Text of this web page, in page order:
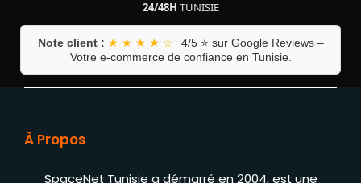
24/48H TUNISIE
Note client : ★ ★ ★ ★ ☆
4/5 ⭐ sur Google Reviews –
Votre e-commerce de confiance en Tunisie.
À Propos
SpaceNet Tunisie a démarré en 2004, est une